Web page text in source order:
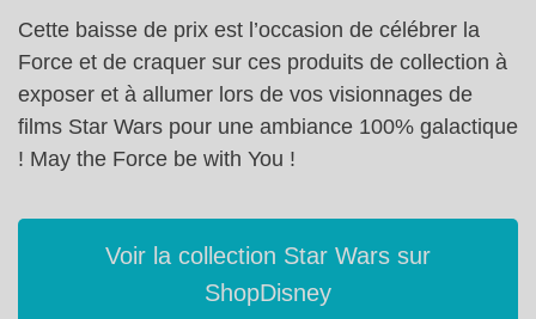
Cette baisse de prix est l’occasion de célébrer la
Force et de craquer sur ces produits de collection à
exposer et à allumer lors de vos visionnages de
films Star Wars pour une ambiance 100% galactique
! May the Force be with You !
Voir la collection Star Wars sur
ShopDisney